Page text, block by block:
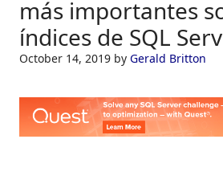
más importantes
índices de SQL
October 14, 2019 by Gerald Britton